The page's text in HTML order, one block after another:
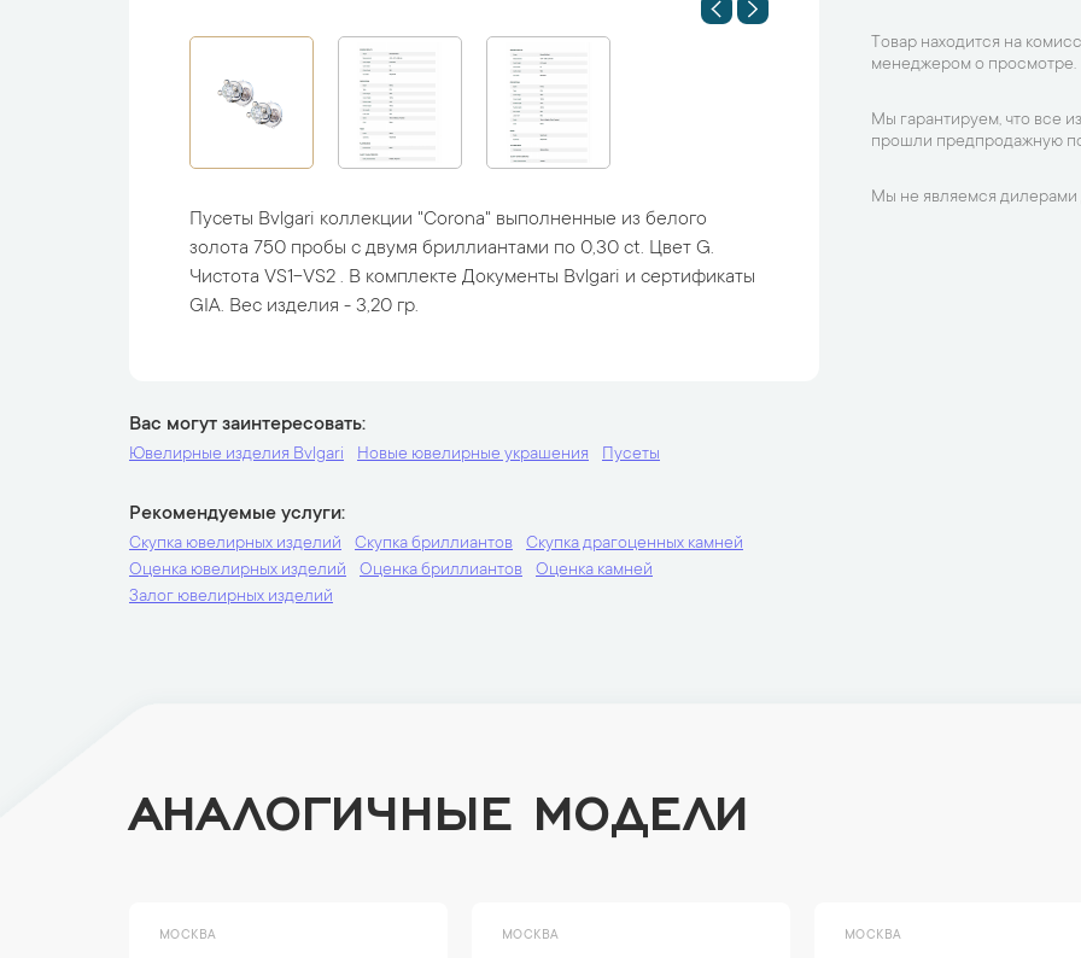
Пусеты Bvlgari коллекции "Corona" выполненные из белого
золота 750 пробы с двумя бриллиантами по 0,30 ct. Цвет G.
Чистота VS1-VS2 . В комплекте Документы Bvlgari и сертификаты
GIA. Вес изделия - 3,20 гр.
Вас могут заинтересовать
Ювелирные изделия Bvlgari Новые ювелирные украшения Пусеты
Рекомендуемые услуги
Скупка ювелирных изделий Скупка бриллиантов
Скупка драгоценных камней
Оценка ювелирных изделий
Оценка бриллиантов
Оценка камней
Залог ювелирных изделий
Товар находится на
менеджером о просмотре.
Мы гарантируем, что все
прошли предпродажную
Мы не являемся дилерами
АНАЛОГИЧНЫЕ МОДЕЛИ
МОСКВА МОСКВА МОСКВА